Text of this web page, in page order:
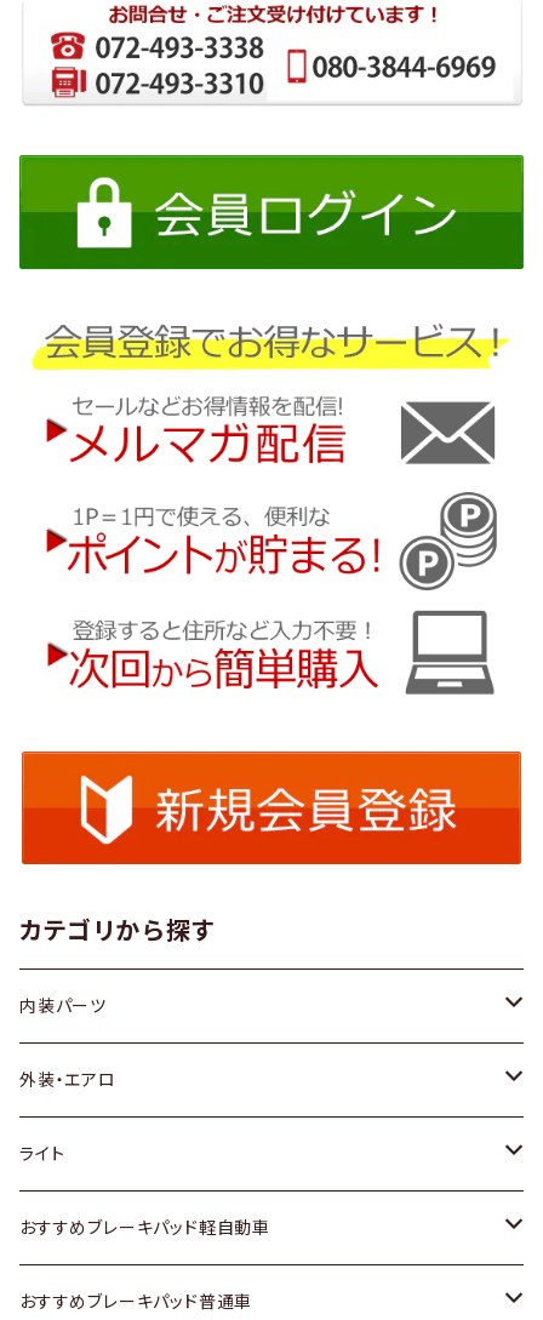
カテゴリから探す
内装パーツ
トヨタ
ホンダ
スズキ
日産
外装・エアロ
トヨタ
ホンダ
スズキ
ライト
トヨタ
スズキ
おすすめブレーキパッド軽自動車
トヨタ
おすすめブレーキパッド普通車